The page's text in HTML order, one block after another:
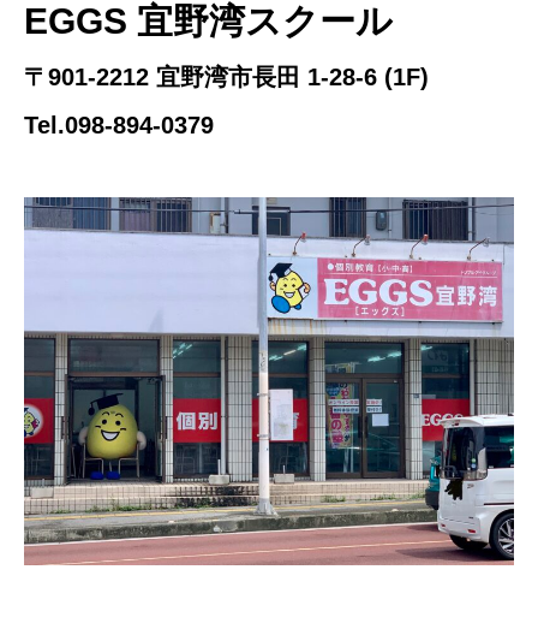
EGGS 宜野湾スクール
〒901-2212 宜野湾市長田 1-28-6 (1F)
Tel.098-894-0379